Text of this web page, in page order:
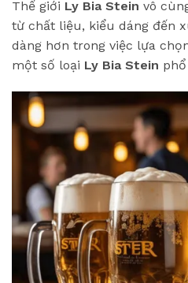
Thế giới Ly Bia Stein vô
từ chất liệu, kiểu dáng đến
dàng hơn trong việc lựa
một số loại Ly Bia Stein